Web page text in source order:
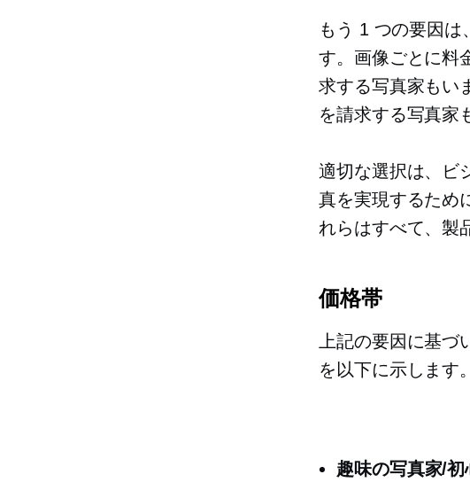
もう 1 つの要因
す。画像ごとに料
求する写真家もい
を請求する写真家
適切な選択は、ビ
真を実現するため
れらはすべて、製
価格帯
上記の要因に基
を以下に示します。
趣味の写真家/